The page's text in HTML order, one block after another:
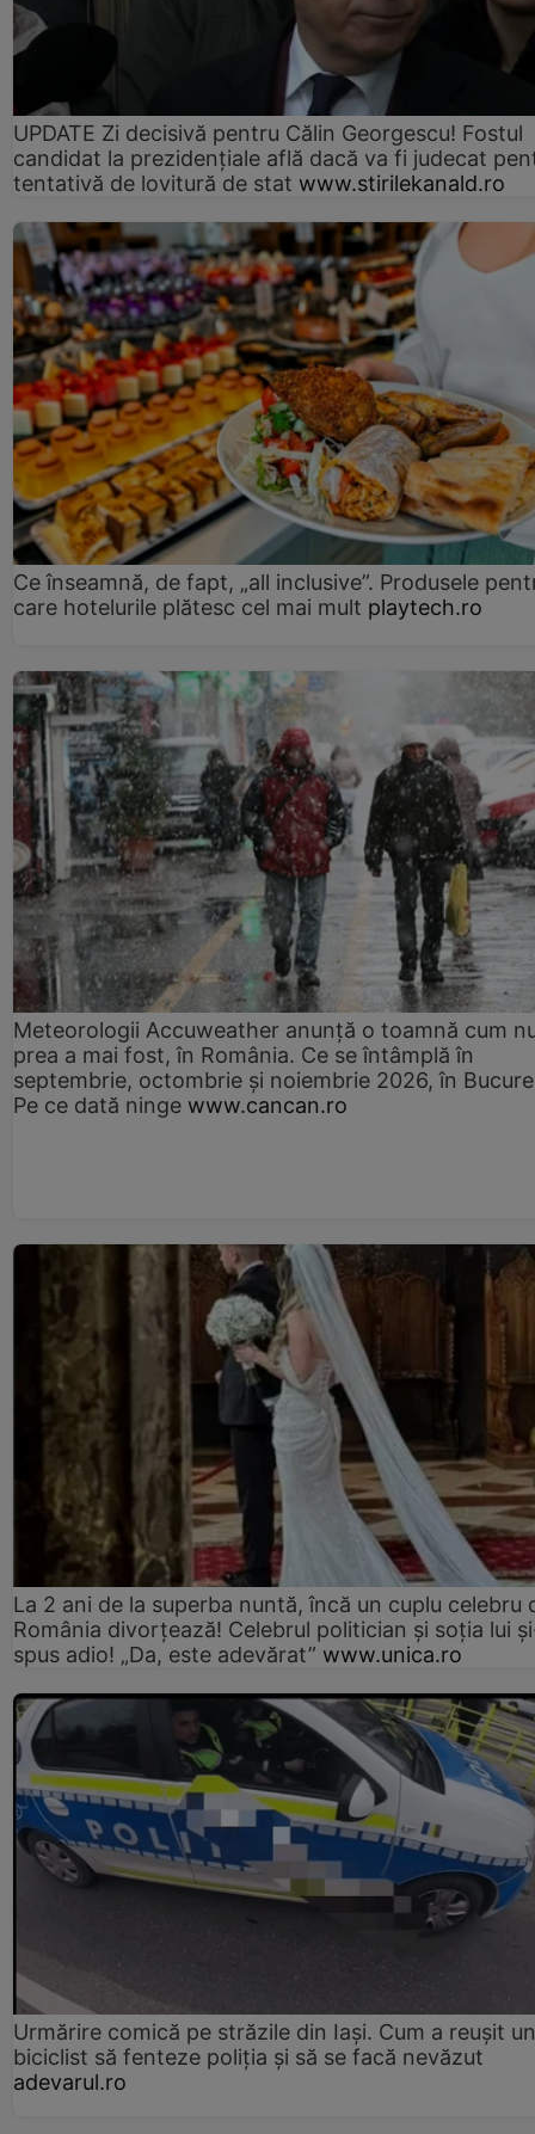
UPDATE Zi decisivă pentru Călin Georgescu! Fostul
candidat la prezidențiale află dacă va fi judecat
tentativă de lovitură de stat www.stirilekanald.ro
Ce înseamnă, de fapt, „all inclusive”. Produsele
care hotelurile plătesc cel mai mult playtech.ro
Meteorologii Accuweather anunță o toamnă cum
prea a mai fost, în România. Ce se întâmplă în
septembrie, octombrie și noiembrie 2026, în
Pe ce dată ninge www.cancan.ro
La 2 ani de la superba nuntă, încă un cuplu celebru
România divorțează! Celebrul politician și soția lui
spus adio! „Da, este adevărat” www.unica.ro
Urmărire comică pe străzile din Iași. Cum a reușit un
biciclist să fenteze poliția și să se facă nevăzut
adevarul.ro